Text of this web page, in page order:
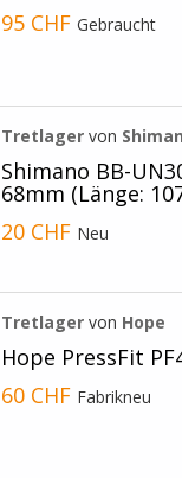
95 CHFGebraucht
Tretlager von
Shimano BB-
68mm (Länge:
20 CHF Neu
Tretlager von Hope
Hope PressFit
60 CHF Fabrikneu